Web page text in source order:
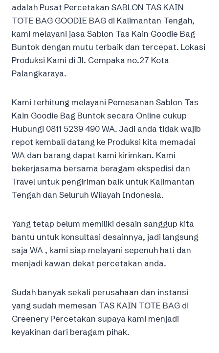
adalah Pusat Percetakan SABLON TAS KAIN
TOTE BAG GOODIE BAG di Kalimantan Tengah,
kami melayani jasa Sablon Tas Kain Goodie Bag
Buntok dengan mutu terbaik dan tercepat. Lokasi
Produksi Kami di Jl. Cempaka no.27 Kota
Palangkaraya.
Kami terhitung melayani Pemesanan Sablon Tas
Kain Goodie Bag Buntok secara Online cukup
Hubungi 0811 5239 490 WA. Jadi anda tidak wajib
repot kembali datang ke Produksi kita memadai
WA dan barang dapat kami kirimkan. Kami
bekerjasama bersama beragam ekspedisi dan
Travel untuk pengiriman baik untuk Kalimantan
Tengah dan Seluruh Wilayah Indonesia.
Yang tetap belum memiliki desain sanggup kita
bantu untuk konsultasi desainnya, jadi langsung
saja WA , kami siap melayani sepenuh hati dan
menjadi kawan dekat percetakan anda.
Sudah banyak sekali perusahaan dan instansi
yang sudah memesan TAS KAIN TOTE BAG di
Greenery Percetakan supaya kami menjadi
keyakinan dari beragam pihak.